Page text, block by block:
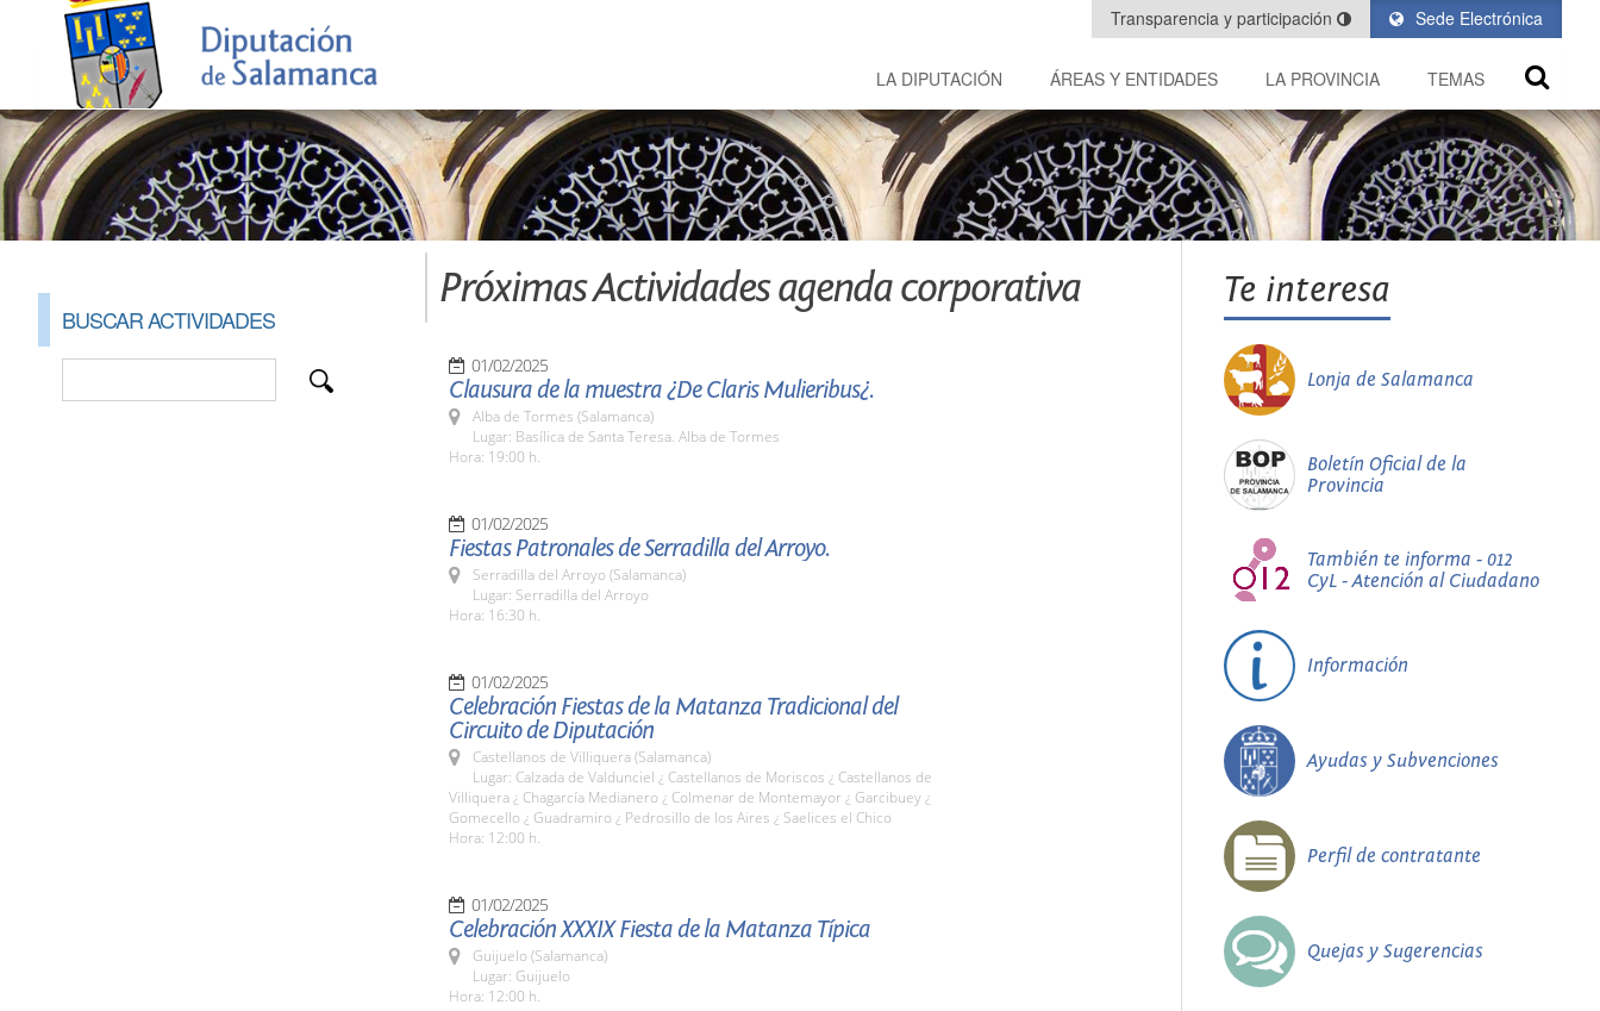
Sede Electrónica
Transparencia y participación
LA DIPUTACIÓN ÁREAS Y ENTIDADES LA PROVINCIA TEMAS
BUSCAR ACTIVIDADES
Próximas Actividades agenda corporativa
01/02/2025
Clausura de la muestra ¿De Claris Mulieribus¿.
Alba de Tormes (Salamanca)
Lugar: Basílica de Santa Teresa. Alba de Tormes
Hora: 19:00 h.
01/02/2025
Fiestas Patronales de Serradilla del Arroyo.
Serradilla del Arroyo (Salamanca)
Lugar: Serradilla del Arroyo
Hora: 16:30 h.
01/02/2025
Celebración Fiestas de la Matanza Tradicional del
Circuito de Diputación
Castellanos de Villiquera (Salamanca)
Lugar: Calzada de Valdunciel ¿ Castellanos de Moriscos ¿ Castellanos de
Villiquera ¿ Chagarcía Medianero ¿ Colmenar de Montemayor ¿ Garcibuey ¿
Gomecello ¿ Guadramiro ¿ Pedrosillo de los Aires ¿ Saelices el Chico
Hora: 12:00 h.
01/02/2025
Celebración XXXIX Fiesta de la Matanza Típica
Guijuelo (Salamanca)
Lugar: Guijuelo
Hora: 12:00 h.
Te interesa
Lonja de Salamanca
Boletín Oficial de la
Provincia
También te informa - 012
CyL - Atención al Ciudadano
Información
Ayudas y Subvenciones
Perfil de contratante
Quejas y Sugerencias